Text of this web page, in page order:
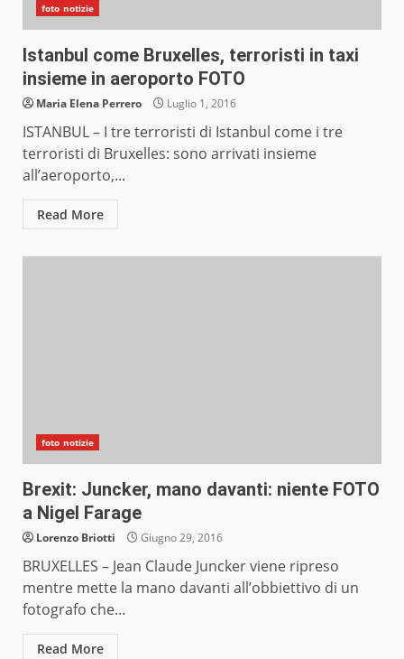
foto notizie
Istanbul come Bruxelles, terroristi in taxi
insieme in aeroporto FOTO
Maria Elena Perrero Luglio 1, 2016
ISTANBUL – I tre terroristi di Istanbul come i tre
terroristi di Bruxelles: sono arrivati insieme
all’aeroporto,...
Read More
foto notizie
Brexit: Juncker, mano davanti: niente FOTO
a Nigel Farage
Lorenzo Briotti Giugno 29, 2016
BRUXELLES – Jean Claude Juncker viene ripreso
mentre mette la mano davanti all’obbiettivo di un
fotografo che...
Read More